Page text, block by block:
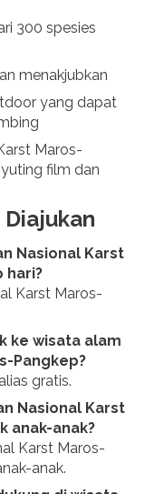
300 spesies
menakjubkan
yang dapat
Maros-
film dan
Nasional Karst
hari?
Karst Maros-
ke wisata alam
Pangkep?
gratis.
Nasional Karst
anak-anak?
Karst Maros-
anak.